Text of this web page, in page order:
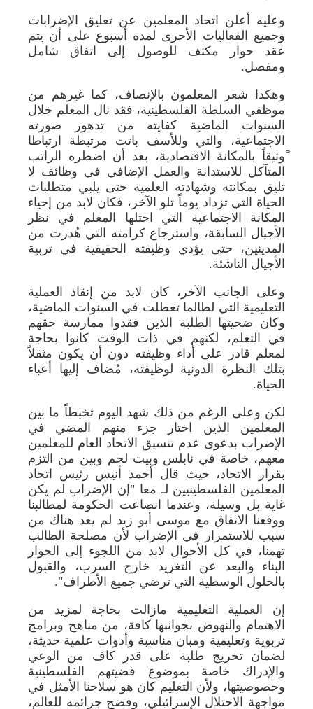
وعليه أعلن اتحاد المعلمين عن تعليق الإضرابات
وجميع الفعاليات الأخرى لمده أسبوع على أن يتم
عقد حوار مكثف للوصول إلى اتفاق شامل
ومفصل.
وهكذا شعر المعلمون بالإنصاف، كما غيرهم من
موظفي السلطة الفلسطينية، فقد نال المعلم خلال
السنوات الماضية كفايته من تدهور صورته
الاجتماعية، والتي وللأسف باتت مرتبطة ارتباطا
ًوثيقاً بالمكانة الاقتصادية، بعد أن اضطره الراتب
المتآكل للاستدانة والعمل الإضافي في وظائف لا
تليق بمكانته وشهادته العلمية حتى يلبي متطلبات
الحياة التي تزداد يوماً تلو الآخر، فكان لابد من إحياء
المكانة الاجتماعية التي احتلها المعلم في نظر
الأجيال السابقة، واسترجاع كرامته التي هُدرت من
المدينين، حتى يؤدي وظيفته الحقيقية في تربية
الأجيال الناشئة.
وعلى الجانب الآخر، كان لابد من إنقاذ العملية
التعليمية التي لطالما تعطلت في السنوات الماضية،
وكان ضحيتها الطلبة الذين فقدوا ممارسة حقهم
في التعلم، لكنهم في ذات الوقت كانوا بحاجة
لمعلم قادر على أداء وظيفته دون أن يكون مثقلاً
بتلك النظرة الدونية لوظيفته، مُضاف إليها أعباء
الحياة.
لكن وعلى الرغم من ذلك شهد اليوم تخبطاً ما بين
المعلمين الذين اختار جزء منهم المضي في
الإضراب بدعوى عدم تنسيق الاتحاد العام للمعلمين
معهم، خاصة في نابلس وبيت لحم وبين من التزم
بقرار الاتحاد، حيث قال أحمد أنيس رئيس اتحاد
المعلمين الفلسطينيين لـ معا "إن الإضراب لم يكن
غاية بل وسيلة، وعندما انصاعت الحكومة لمطالبنا
ووقعنا الاتفاق مع موسى أبو زيد لم يعد هناك من
سبب للاستمرار في الإضراب لأن مصلحة الطالب
تهمنا، في كل الأحوال لابد من اللجوء إلى الحوار
البناء والبعد عن التغريد خارج السرب، والقبول
بالحلول الوسطية التي ترضي جميع الأطراف".
إن العملية التعليمية مازالت بحاجة لمزيد من
الاهتمام والنهوض بجوانبها كافة، من مناهج وبرامج
تربوية وتعليمية ومبان مناسبة وأدوات علمية حديثة،
لضمان تخريج طلبة على قدر كاف من الوعي
والإدراك خاصة بموضوع قضيتهم الفلسطينية
وخصوصيتها، ولأن التعليم كان هو سلاحنا الأمثل في
مواجهة الاحتلال الإسرائيلي، وفضح جرائمه للعالم،